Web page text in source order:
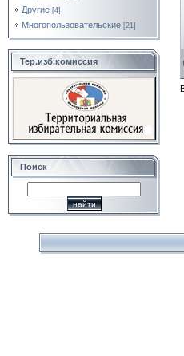
Другие [4]
Многопользовательские [21]
Тер.изб.комиссия
Поиск